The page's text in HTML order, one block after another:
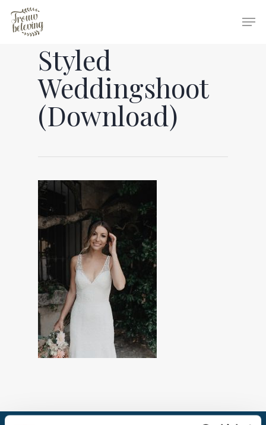
Hit enter to search or ESC to close
Styled
Weddingshoot
(Download)